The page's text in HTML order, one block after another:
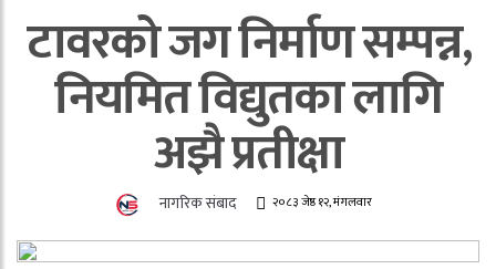
टावरको जग निर्माण सम्पन्न,
नियमित विद्युतका लागि
अझै प्रतीक्षा
नागरिक संबाद २०८३ जेष्ठ १२, मंगलवार